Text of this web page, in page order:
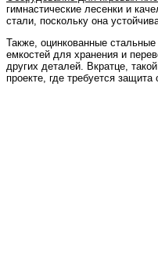
гимнастические лесенки и
стали, поскольку она
Также, оцинкованные
емкостей для хранения и
других деталей. Вкратце,
проекте, где требуется